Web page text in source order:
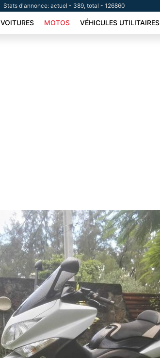
Stats d'annonce: actuel - 389, total - 126860
VOITURES MOTOS VÉHICULES UTILITAIRES